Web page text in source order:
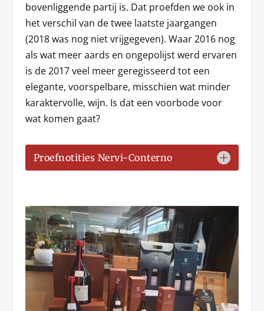
bovenliggende partij is. Dat proefden we ook in
het verschil van de twee laatste jaargangen
(2018 was nog niet vrijgegeven). Waar 2016 nog
als wat meer aards en ongepolijst werd ervaren
is de 2017 veel meer geregisseerd tot een
elegante, voorspelbare, misschien wat minder
karaktervolle, wijn. Is dat een voorbode voor
wat komen gaat?
Proefnotities Nervi-Conterno